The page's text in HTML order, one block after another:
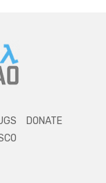
DONATE